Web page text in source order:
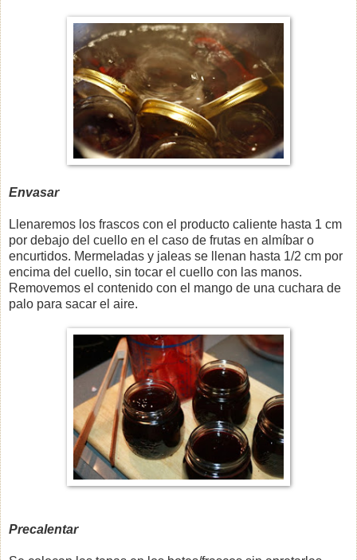
Envasar
Llenaremos los frascos con el producto caliente hasta 1 cm
por debajo del cuello en el caso de frutas en almíbar o
encurtidos. Mermeladas y jaleas se llenan hasta 1/2 cm por
encima del cuello, sin tocar el cuello con las manos.
Removemos el contenido con el mango de una cuchara de
palo para sacar el aire.
Precalentar